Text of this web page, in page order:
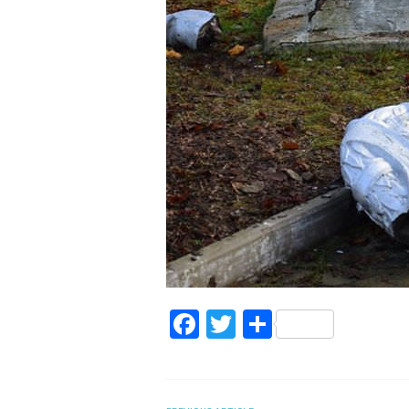
Facebook
Twitter